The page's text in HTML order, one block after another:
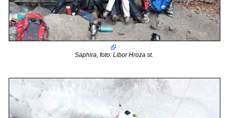
Saphira, foto: Libor Hroza st.